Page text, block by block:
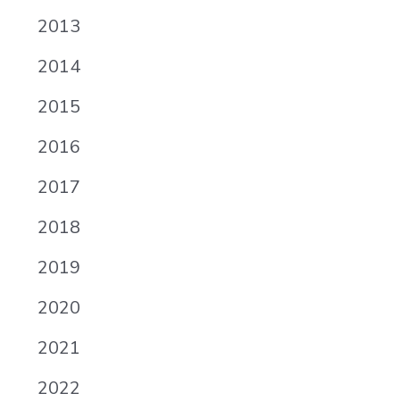
2013
2014
2015
2016
2017
2018
2019
2020
2021
2022